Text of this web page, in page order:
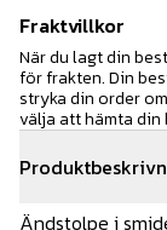
Ändstolpe i
Fraktvillkor
När du lagt din
för frakten. Din
stryka din order
välja att hämta